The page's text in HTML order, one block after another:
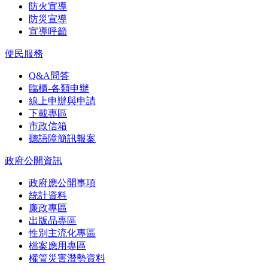
防火宣導
防災宣導
宣導呼籲
便民服務
Q&A問答
臨櫃-各類申辦
線上申辦與申請
下載專區
市政信箱
聽語障簡訊報案
政府公開資訊
政府應公開事項
統計資料
廉政專區
出版品專區
性別主流化專區
檔案應用專區
權管災害潛勢資料